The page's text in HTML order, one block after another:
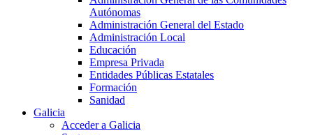
Autónomas
Administración General del Estado
Administración Local
Educación
Empresa Privada
Entidades Públicas Estatales
Formación
Sanidad
Galicia
Acceder a Galicia